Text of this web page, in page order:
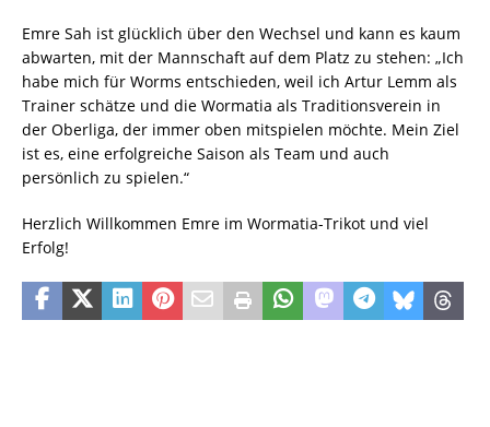
Emre Sah ist glücklich über den Wechsel und kann es kaum
abwarten, mit der Mannschaft auf dem Platz zu stehen: „Ich
habe mich für Worms entschieden, weil ich Artur Lemm als
Trainer schätze und die Wormatia als Traditionsverein in
der Oberliga, der immer oben mitspielen möchte. Mein Ziel
ist es, eine erfolgreiche Saison als Team und auch
persönlich zu spielen.“
Herzlich Willkommen Emre im Wormatia-Trikot und viel
Erfolg!